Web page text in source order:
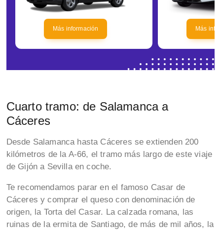
Más información Más
Cuarto tramo: de Salamanca a
Cáceres
Desde Salamanca hasta Cáceres se extienden 200
kilómetros de la A-66, el tramo más largo de este viaje
de Gijón a Sevilla en coche.
Te recomendamos parar en el famoso Casar de
Cáceres y comprar el queso con denominación de
origen, la Torta del Casar. La calzada romana, las
ruinas de la ermita de Santiago, de más de mil años, la